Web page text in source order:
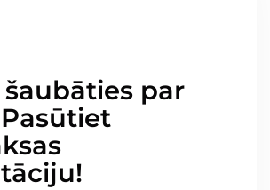
šaubāties par